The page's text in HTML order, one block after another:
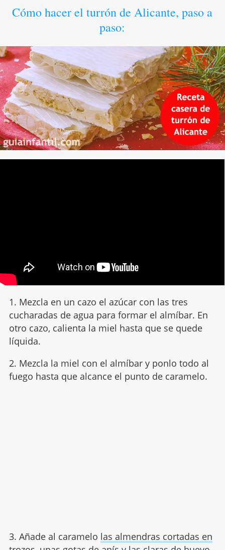
Cómo hacer el turrón de Alicante, paso a
paso:
1. Mezcla en un cazo el azúcar con las tres
cucharadas de agua para formar el almíbar. En
otro cazo, calienta la miel hasta que se quede
líquida.
2. Mezcla la miel con el almíbar y ponlo todo al
fuego hasta que alcance el punto de caramelo.
3. Añade al caramelo las almendras cortadas en